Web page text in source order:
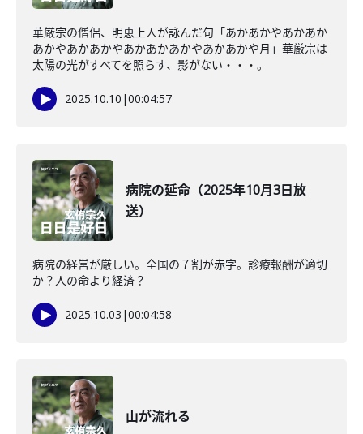
華厳宗の僧侶、明恵上人が詠んだ句「あかあかやあかあか
あかやあかあかやあかあかあかやあかあかや月」華厳宗は
太陽の光がすべてを照らす、影がない・・・。
2025.10.10 |00:04:57
病院の延命（2025年10月3日放
送）
病院の経営が厳しい。全国の７割が赤字。診療報酬が適切
か？人の命より経済？
2025.10.03 |00:04:58
山が流れる